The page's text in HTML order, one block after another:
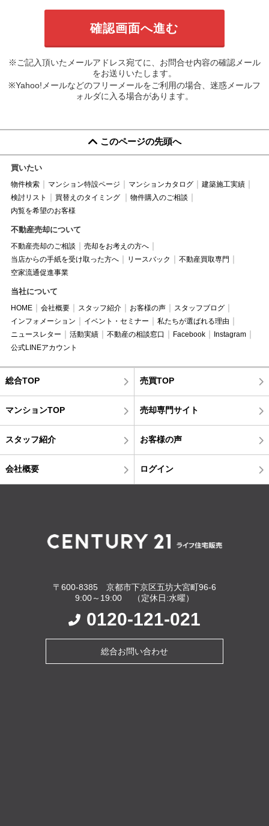
※ご記入頂いたメールアドレス宛てに、お問合せ内容の確認メール
をお送りいたします。
※Yahoo!メールなどのフリーメールをご利用の場合、迷惑メールフ
ォルダに入る場合があります。
このページの先頭へ
買いたい
物件検索 マンション特設ページ マンションカタログ
建築施工実績
検討リスト
買替えのタイミング
物件購入のご相談
内覧を希望のお客様
不動産売却について
不動産売却のご相談
売却をお考えの方へ
当店からの手紙を受け取った方へ
リースバック
不動産買取専門
空家流通促進事業
当社について
HOME 会社概要 スタッフ紹介 お客様の声
スタッフブログ
インフォメーション
イベント・セミナー
私たちが選ばれる理由
ニュースレター
活動実績 不動産の相談窓口 Facebook
Instagram
公式LINEアカウント
総合TOP 売買TOP
マンションTOP 売却専門サイト
スタッフ紹介 お客様の声
会社概要 ログイン
〒600-8385 京都市下京区五坊大宮町96-6
9:00～19:00 （定休日:水曜）
0120-121-021
総合お問い合わせ